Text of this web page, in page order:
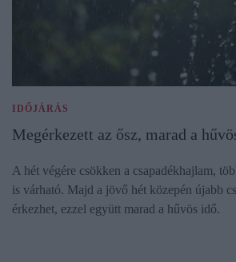
IDŐJÁRÁS
Megérkezett az ősz, marad a
A hét végére csökken a csapadékhajlam,
is várható. Majd a jövő hét közepén újabb
érkezhet, ezzel együtt marad a hűvös idő.